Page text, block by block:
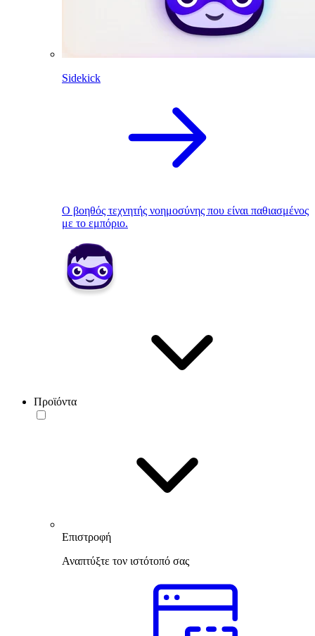
Sidekick
Ο βοηθός τεχνητής νοημοσύνης που είναι παθιασμένος
με το εμπόριο.
Προϊόντα
Επιστροφή
Αναπτύξτε τον ιστότοπό σας